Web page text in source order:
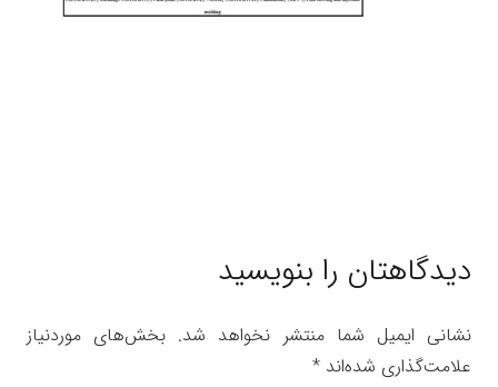
دیدگاهتان را بنویسید
نشانی ایمیل شما منتشر نخواهد شد. بخش‌های موردنیاز
علامت‌گذاری شده‌اند *